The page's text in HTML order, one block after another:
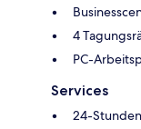
4
PC-
Services
24-